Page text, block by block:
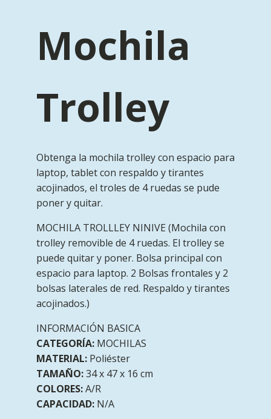
Mochila
Trolley
Obtenga la mochila trolley con espacio para
laptop, tablet con respaldo y tirantes
acojinados, el troles de 4 ruedas se pude
poner y quitar.
MOCHILA TROLLLEY NINIVE (Mochila con
trolley removible de 4 ruedas. El trolley se
puede quitar y poner. Bolsa principal con
espacio para laptop. 2 Bolsas frontales y 2
bolsas laterales de red. Respaldo y tirantes
acojinados.)
INFORMACIÓN BASICA
CATEGORÍA: MOCHILAS
MATERIAL: Poliéster
TAMAÑO:34 x 47 x 16 cm
COLORES:A/R
CAPACIDAD: N/A